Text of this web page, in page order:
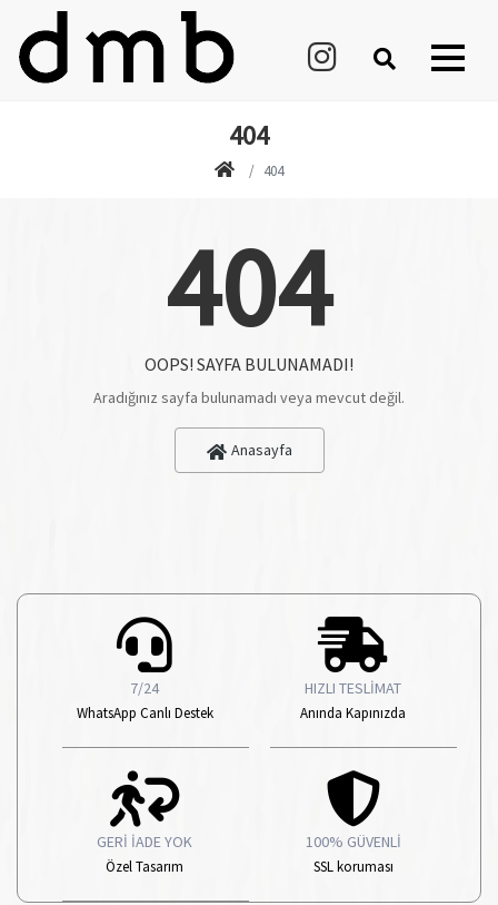
404
404
404
OOPS! SAYFA BULUNAMADI!
Aradığınız sayfa bulunamadı veya mevcut değil.
Anasayfa
7/24
WhatsApp Canlı Destek
HIZLI TESLİMAT
Anında Kapınızda
GERİ İADE YOK
Özel Tasarım
100% GÜVENLİ
SSL koruması